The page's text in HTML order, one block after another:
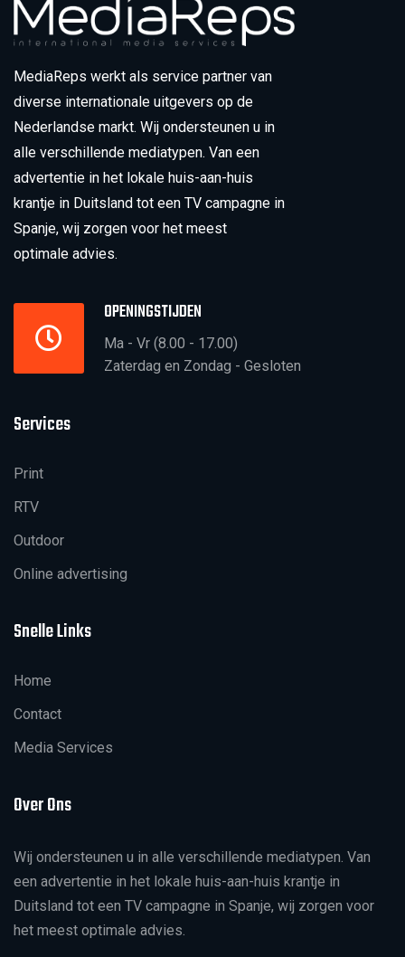
MediaReps werkt als service partner van
diverse internationale uitgevers op de
Nederlandse markt. Wij ondersteunen u in
alle verschillende mediatypen. Van een
advertentie in het lokale huis-aan-huis
krantje in Duitsland tot een TV campagne in
Spanje, wij zorgen voor het meest
optimale advies.
OPENINGSTIJDEN
Ma - Vr (8.00 - 17.00)
Zaterdag en Zondag - Gesloten
Services
Print
RTV
Outdoor
Online advertising
Snelle Links
Home
Contact
Media Services
Over Ons
Wij ondersteunen u in alle verschillende mediatypen. Van
een advertentie in het lokale huis-aan-huis krantje in
Duitsland tot een TV campagne in Spanje, wij zorgen voor
het meest optimale advies.